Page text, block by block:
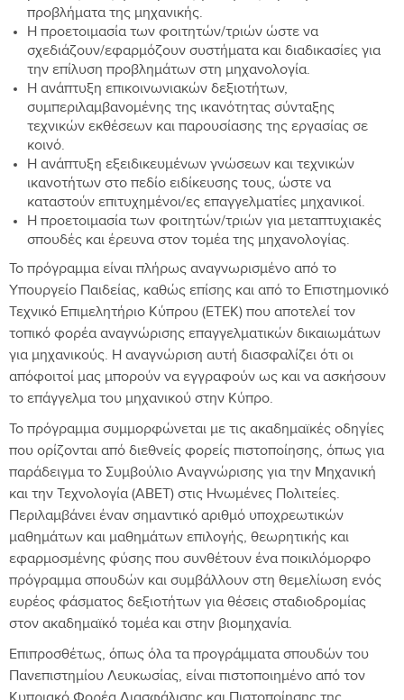
προβλήματα της μηχανικής.
Η προετοιμασία των φοιτητών/τριών ώστε να
σχεδιάζουν/εφαρμόζουν συστήματα και διαδικασίες για
την επίλυση προβλημάτων στη μηχανολογία.
Η ανάπτυξη επικοινωνιακών δεξιοτήτων,
συμπεριλαμβανομένης της ικανότητας σύνταξης
τεχνικών εκθέσεων και παρουσίασης της εργασίας σε
κοινό.
Η ανάπτυξη εξειδικευμένων γνώσεων και τεχνικών
ικανοτήτων στο πεδίο ειδίκευσης τους, ώστε να
καταστούν επιτυχημένοι/ες επαγγελματίες μηχανικοί.
Η προετοιμασία των φοιτητών/τριών για μεταπτυχιακές
σπουδές και έρευνα στον τομέα της μηχανολογίας.
Το πρόγραμμα είναι πλήρως αναγνωρισμένο από το
Υπουργείο Παιδείας, καθώς επίσης και από το Επιστημονικό
Τεχνικό Επιμελητήριο Κύπρου (ΕΤΕΚ) που αποτελεί τον
τοπικό φορέα αναγνώρισης επαγγελματικών δικαιωμάτων
για μηχανικούς. Η αναγνώριση αυτή διασφαλίζει ότι οι
απόφοιτοί μας μπορούν να εγγραφούν ως και να ασκήσουν
το επάγγελμα του μηχανικού στην Κύπρο.
Το πρόγραμμα συμμορφώνεται με τις ακαδημαϊκές οδηγίες
που ορίζονται από διεθνείς φορείς πιστοποίησης, όπως για
παράδειγμα το Συμβούλιο Αναγνώρισης για την Μηχανική
και την Τεχνολογία (ABET) στις Ηνωμένες Πολιτείες.
Περιλαμβάνει έναν σημαντικό αριθμό υποχρεωτικών
μαθημάτων και μαθημάτων επιλογής, θεωρητικής και
εφαρμοσμένης φύσης που συνθέτουν ένα ποικιλόμορφο
πρόγραμμα σπουδών και συμβάλλουν στη θεμελίωση ενός
ευρέος φάσματος δεξιοτήτων για θέσεις σταδιοδρομίας
στον ακαδημαϊκό τομέα και στην βιομηχανία.
Επιπροσθέτως, όπως όλα τα προγράμματα σπουδών του
Πανεπιστημίου Λευκωσίας, είναι πιστοποιημένο από τον